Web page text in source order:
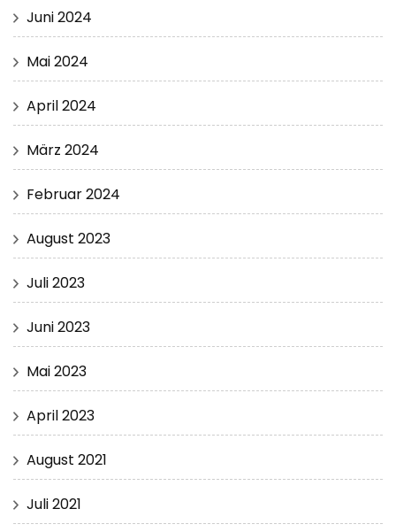
Juni 2024
Mai 2024
April 2024
März 2024
Februar 2024
August 2023
Juli 2023
Juni 2023
Mai 2023
April 2023
August 2021
Juli 2021